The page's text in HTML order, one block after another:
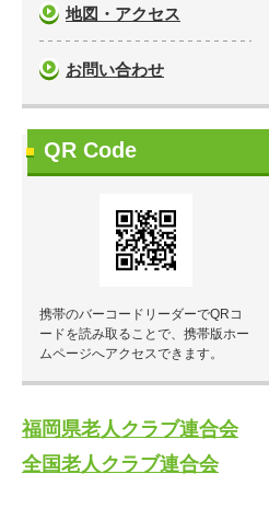
地図・アクセス
お問い合わせ
QR Code
携帯のバーコードリーダーでQRコ
ードを読み取ることで、携帯版ホー
ムページへアクセスできます。
福岡県老人クラブ連合会
全国老人クラブ連合会